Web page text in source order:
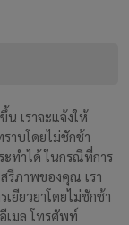
เราจะแจ้งให้
าบโดยไม่ชักช้า
ะทำได้ ในกรณีที่การ
รีภาพของคุณ เรา
ยียวยาโดยไม่ชักช้า
เมล โทรศัพท์